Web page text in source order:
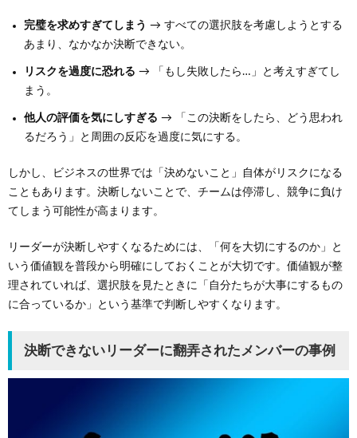
完璧を求めすぎてしまう → すべての選択肢を考慮しようとする
あまり、なかなか決断できない。
リスクを過度に恐れる → 「もし失敗したら…」と考えすぎてし
まう。
他人の評価を気にしすぎる → 「この決断をしたら、どう思われ
るだろう」と周囲の反応を過度に気にする。
しかし、ビジネスの世界では「決めないこと」自体がリスクになる
こともあります。決断しないことで、チームは停滞し、競争に負け
てしまう可能性が高まります。
リーダーが決断しやすくなるためには、「何を大切にするのか」と
いう価値観を普段から明確にしておくことが大切です。価値観が整
理されていれば、選択肢を見たときに「自分たちが大事にするもの
に合っているか」という基準で判断しやすくなります。
決断できないリーダーに翻弄されたメンバーの事例